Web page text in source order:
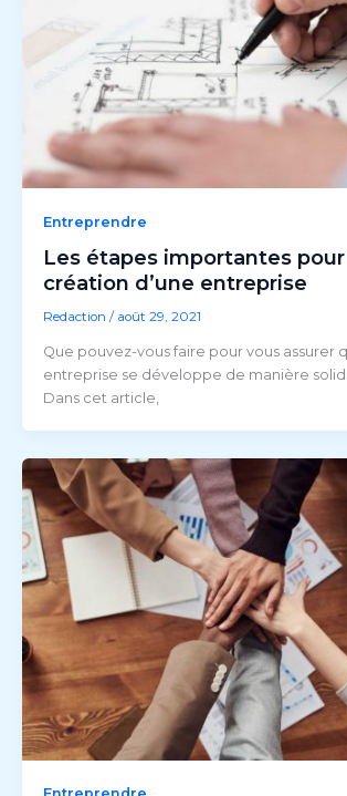
Entreprendre
Les étapes importantes pour
création d’une entreprise
Redaction / août 29, 2021
Que pouvez-vous faire pour vous assurer
entreprise se développe de manière
Dans cet article,